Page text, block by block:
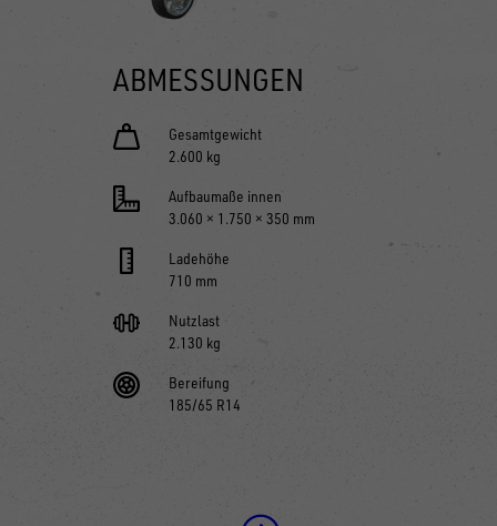
ABMESSUNGEN
Gesamtgewicht
2.600 kg
Aufbaumaße innen
3.060 × 1.750 × 350 mm
Ladehöhe
710 mm
Nutzlast
2.130 kg
Bereifung
185/65 R14